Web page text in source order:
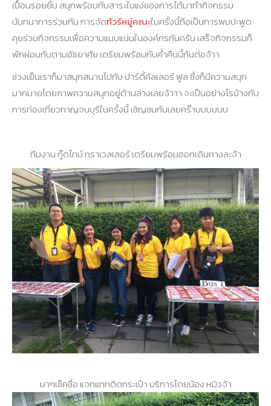
เปื้อนรอยยิ้ม สนุกพร้อมกับสาระในแง่ของการได้มาทำกิจกรรม
นันทนาการร่วมกัน การจัดทัวร์หมู่คณะในครั้งนี้ถือเป็นการพบปะพูด
คุยร่วมกิจกรรมเพื่อความแนบแน่นในองค์กรกันครับ เสร็จกิจกรรมก็
พักผ่อนกันตามอัธยาศัย เตรียมพร้อมกับค่ำคืนนี้กันต่อจ้าา
ช่วงเย็นเราก็มาสนุกสนานไปกับ ปาร์ตี้คัลเลอร์ ฟูล ซึ่งก็มีความสนุก
มากมายโดยภาพความสนุกอยู่ด้านล่างเลยจ้าาา จะเป็นอย่างไรบ้างกับ
การท่องเที่ยวกาญจนบุรีในครั้งนี้ เชิญชมกันเลยคร๊าบบบบบบ
ทีมงาน กู๊ดไทม์ ทราเวลเลอร์ เตรียมพร้อมออกเดินทางละจ้า
มาๆเช็คชื่อ แจกแทกติดกระเป๋า บริการโดยน้อง หมิวจ้า